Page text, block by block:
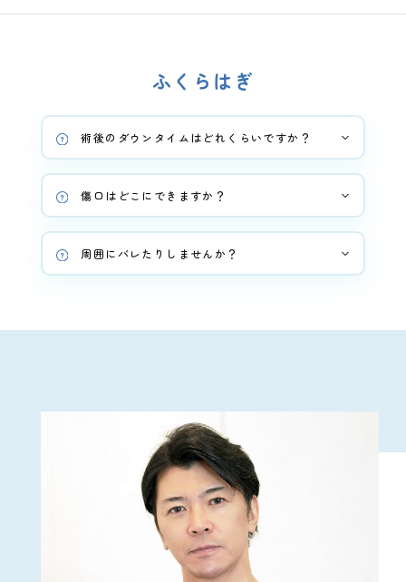
ふくらはぎ
術後のダウンタイムはどれくらいですか？
傷口はどこにできますか？
周囲にバレたりしませんか？